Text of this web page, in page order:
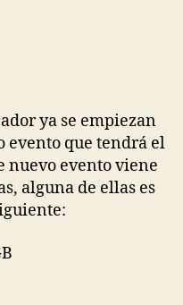
Octubre
ya se empiezan
evento que tendrá el
nuevo evento viene
alguna de ellas es